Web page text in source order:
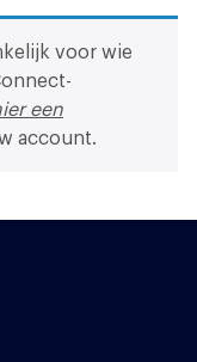
voor wie
een
account.